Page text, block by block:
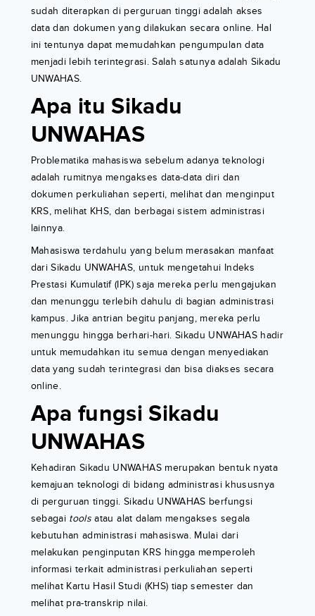
sudah diterapkan di perguruan tinggi adalah akses
data dan dokumen yang dilakukan secara online. Hal
ini tentunya dapat memudahkan pengumpulan data
menjadi lebih terintegrasi. Salah satunya adalah Sikadu
UNWAHAS.
Apa itu Sikadu
UNWAHAS
Problematika mahasiswa sebelum adanya teknologi
adalah rumitnya mengakses data-data diri dan
dokumen perkuliahan seperti, melihat dan menginput
KRS, melihat KHS, dan berbagai sistem administrasi
lainnya.
Mahasiswa terdahulu yang belum merasakan manfaat
dari Sikadu UNWAHAS, untuk mengetahui Indeks
Prestasi Kumulatif (IPK) saja mereka perlu mengajukan
dan menunggu terlebih dahulu di bagian administrasi
kampus. Jika antrian begitu panjang, mereka perlu
menunggu hingga berhari-hari. Sikadu UNWAHAS hadir
untuk memudahkan itu semua dengan menyediakan
data yang sudah terintegrasi dan bisa diakses secara
online.
Apa fungsi Sikadu
UNWAHAS
Kehadiran Sikadu UNWAHAS merupakan bentuk nyata
kemajuan teknologi di bidang administrasi khususnya
di perguruan tinggi. Sikadu UNWAHAS berfungsi
sebagai tools atau alat dalam mengakses segala
kebutuhan administrasi mahasiswa. Mulai dari
melakukan penginputan KRS hingga memperoleh
informasi terkait administrasi perkuliahan seperti
melihat Kartu Hasil Studi (KHS) tiap semester dan
melihat pra-transkrip nilai.